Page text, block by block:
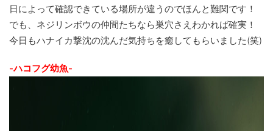
日によって確認できている場所が違うのでほんと難関です！
でも、ネジリンボウの仲間たちなら巣穴さえわかれば確実！
今日もハナイカ撃沈の沈んだ気持ちを癒してもらいました(笑)
-ハコフグ幼魚-